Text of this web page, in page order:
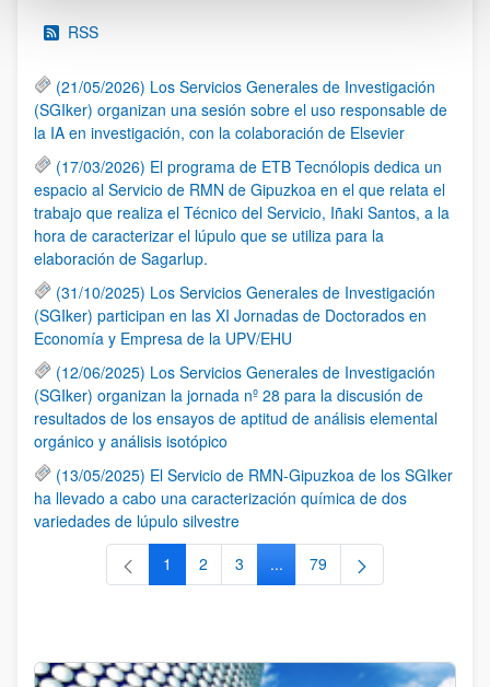
RSS
(21/05/2026) Los Servicios Generales de Investigación
(SGIker) organizan una sesión sobre el uso responsable de
la IA en investigación, con la colaboración de Elsevier
(17/03/2026) El programa de ETB Tecnólopis dedica un
espacio al Servicio de RMN de Gipuzkoa en el que relata el
trabajo que realiza el Técnico del Servicio, Iñaki Santos, a la
hora de caracterizar el lúpulo que se utiliza para la
elaboración de Sagarlup.
(31/10/2025) Los Servicios Generales de Investigación
(SGIker) participan en las XI Jornadas de Doctorados en
Economía y Empresa de la UPV/EHU
(12/06/2025) Los Servicios Generales de Investigación
(SGIker) organizan la jornada nº 28 para la discusión de
resultados de los ensayos de aptitud de análisis elemental
orgánico y análisis isotópico
(13/05/2025) El Servicio de RMN-Gipuzkoa de los SGIker
ha llevado a cabo una caracterización química de dos
variedades de lúpulo silvestre
Página
1 Página
2 Página
3 ...Páginas intermedias Use TAB
Página
79